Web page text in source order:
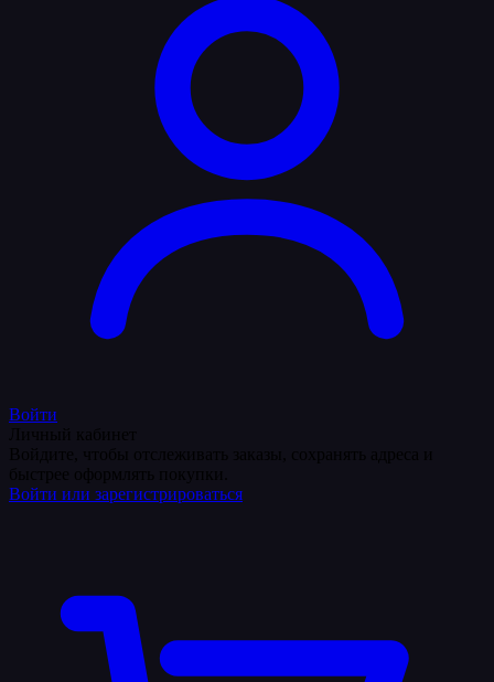
Войти
Войти или зарегистрироваться